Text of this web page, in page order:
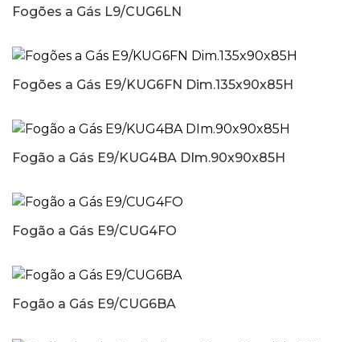
Fogões a Gás L9/CUG6LN
Fogões a Gás E9/KUG6FN Dim.135x90x85H
Fogão a Gás E9/KUG4BA DIm.90x90x85H
Fogão a Gás E9/CUG4FO
Fogão a Gás E9/CUG6BA